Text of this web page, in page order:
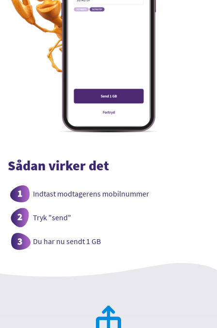
Sådan virker det
1:
Indtast modtagerens mobilnummer
2:
Tryk "send"
3:
Du har nu sendt 1 GB